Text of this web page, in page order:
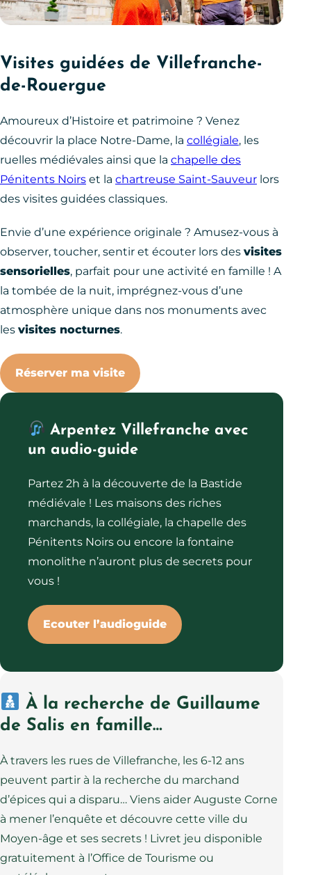
Visites guidées de Villefranche-
de-Rouergue
Amoureux d’Histoire et patrimoine ? Venez
découvrir la place Notre-Dame, la collégiale, les
ruelles médiévales ainsi que la chapelle des
Pénitents Noirs et la chartreuse Saint-Sauveur lors
des visites guidées classiques.
Envie d’une expérience originale ? Amusez-vous à
observer, toucher, sentir et écouter lors des visites
sensorielles, parfait pour une activité en famille ! A
la tombée de la nuit, imprégnez-vous d’une
atmosphère unique dans nos monuments avec
les visites nocturnes.
Réserver ma visite
Arpentez Villefranche avec
un audio-guide
Partez 2h à la découverte de la Bastide
médiévale ! Les maisons des riches
marchands, la collégiale, la chapelle des
Pénitents Noirs ou encore la fontaine
monolithe n’auront plus de secrets pour
vous !
Ecouter l’audioguide
À la recherche de Guillaume
de Salis en famille…
À travers les rues de Villefranche, les 6-12 ans
peuvent partir à la recherche du marchand
d’épices qui a disparu… Viens aider Auguste Corne
à mener l’enquête et découvre cette ville du
Moyen-âge et ses secrets ! Livret jeu disponible
gratuitement à l’Office de Tourisme ou